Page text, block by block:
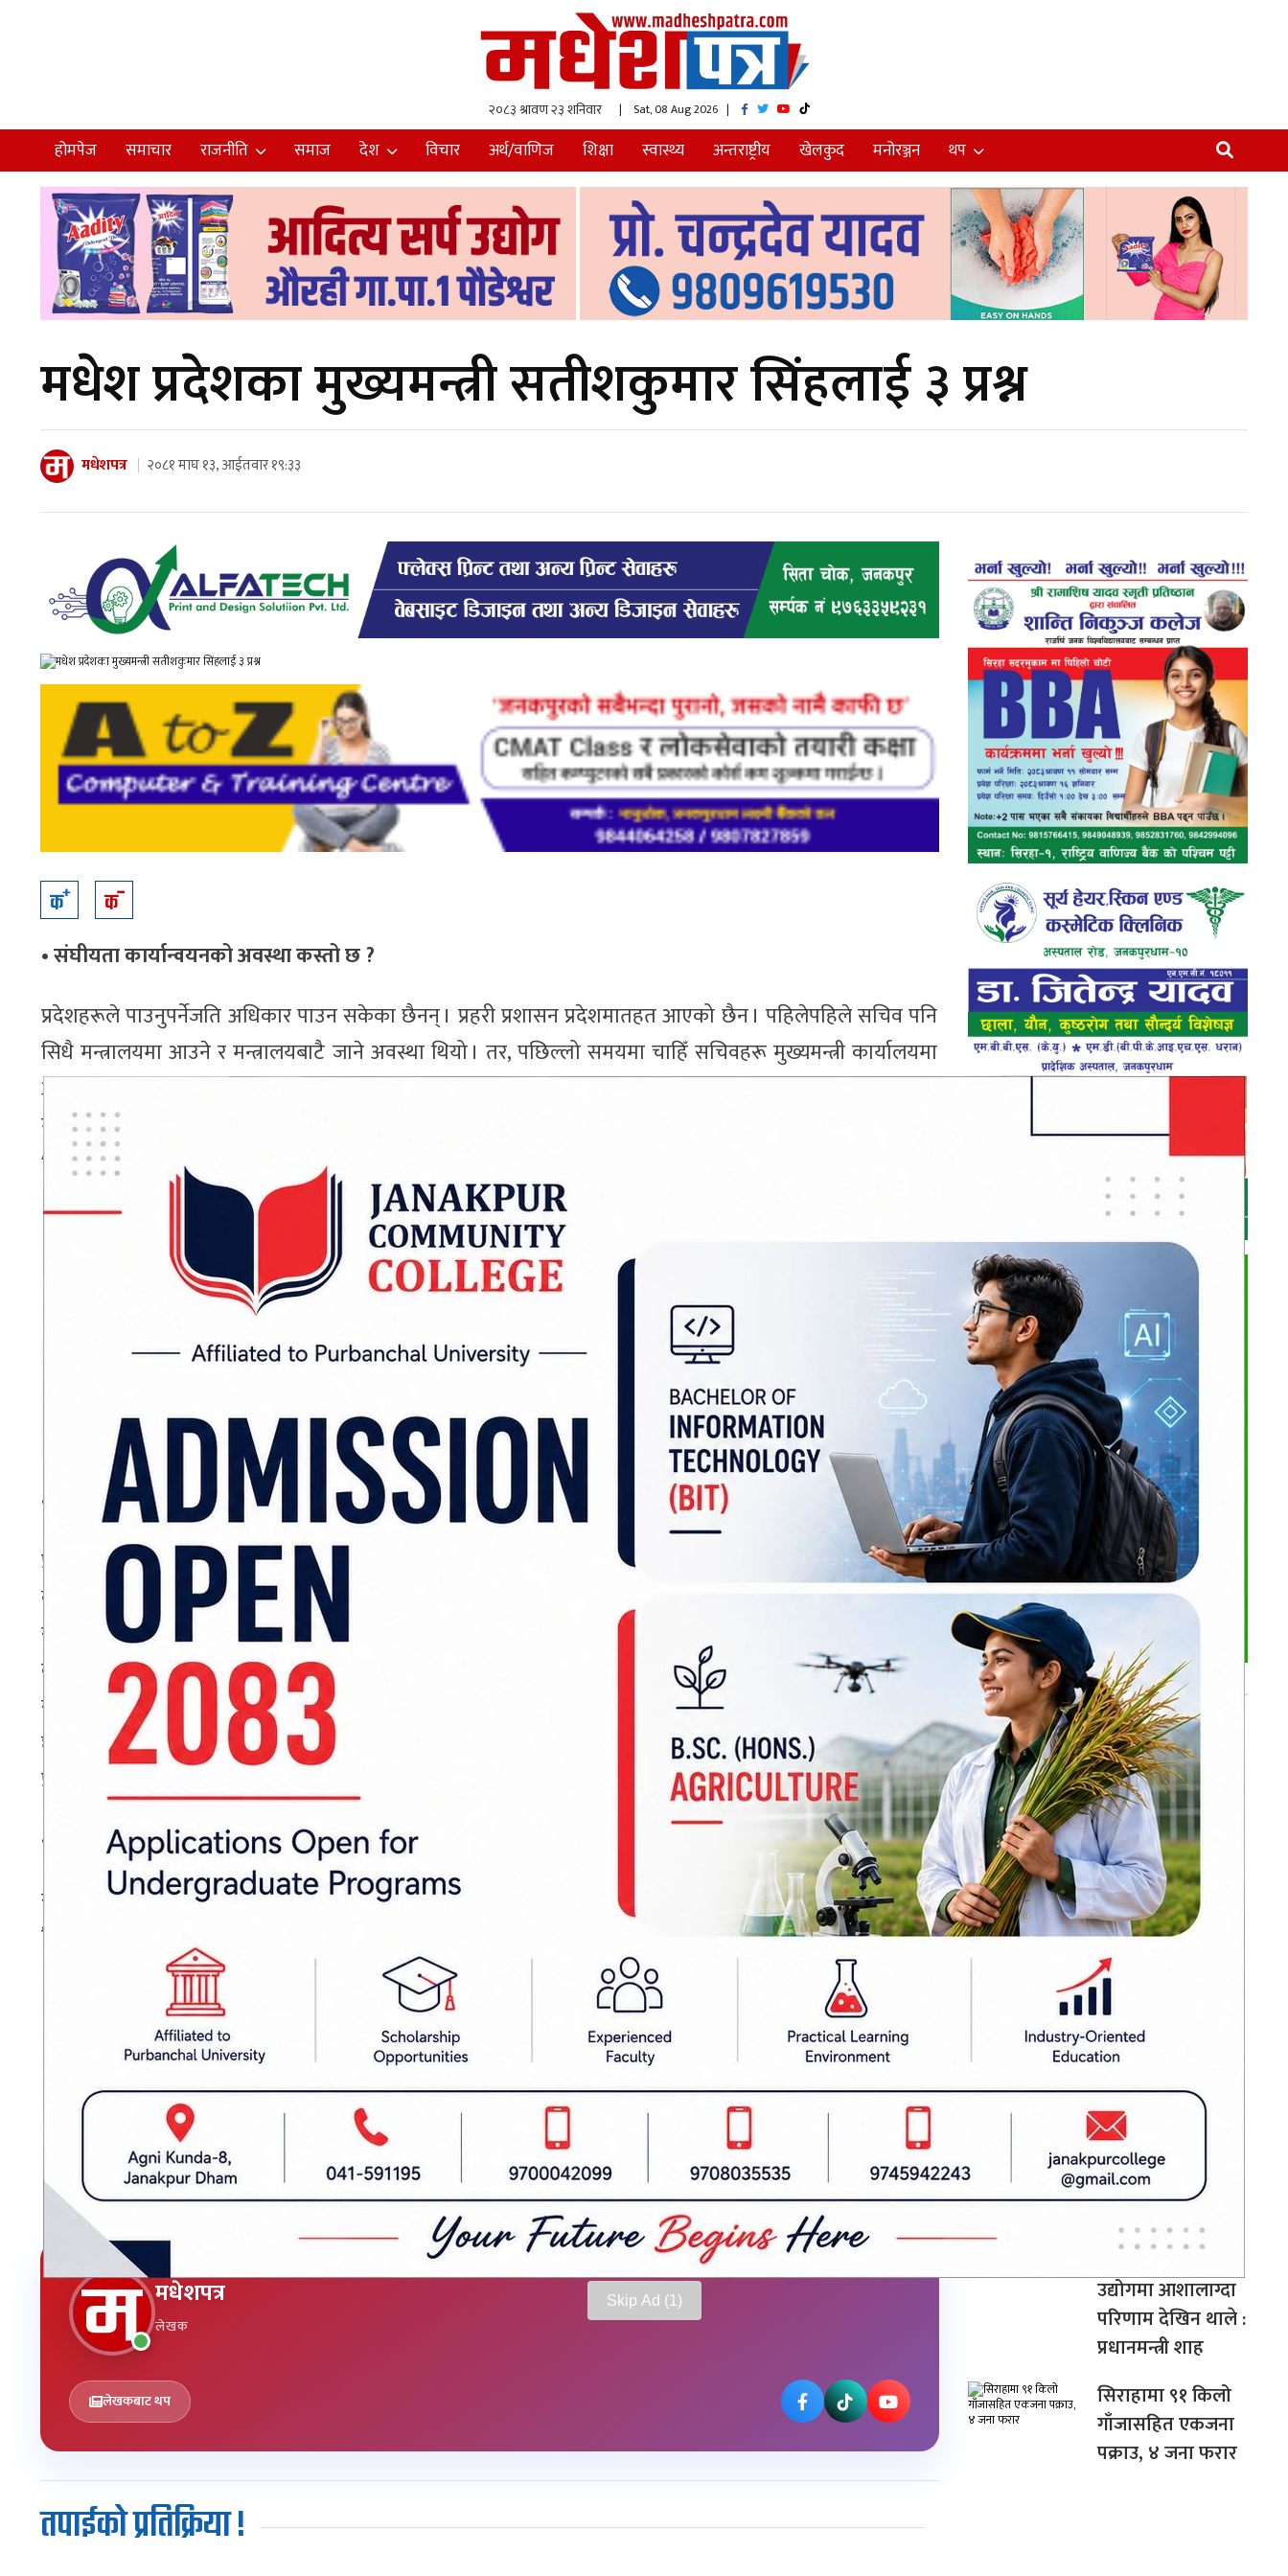
Skip Ad
| Sat, 08 Aug 2026 |
होमपेज समाचार राजनीति समाज देश विचार अर्थ/वाणिज शिक्षा स्वास्थ्य अन्तराष्ट्रीय खेलकुद मनोरञ्जन थप
मधेश प्रदेशका मुख्यमन्त्री सतीशकुमार सिंहलाई ३ प्रश्न
मधेशपत्र २०८१ माघ १३, आईतवार १९:३३
• संघीयता कार्यान्वयनको अवस्था कस्तो छ ?
प्रदेशहरूले पाउनुपर्नेजति अधिकार पाउन सकेका छैनन् । प्रहरी प्रशासन प्रदेशमातहत आएको छैन । पहिलेपहिले सचिव पनि
सिधै मन्त्रालयमा आउने र मन्त्रालयबाटै जाने अवस्था थियो । तर, पछिल्लो समयमा चाहिँ सचिवहरू मुख्यमन्त्री कार्यालयमा
आउने र सम्बन्धित प्रदेशको क्याबिनेटबाट निर्णय गराएर मन्त्रालयहरूमा खटाउन सहज भएको छ । यसले सचिवहरूलाई
मुख्यमन्त्री कार्यालयप्रति उत्तरदायी बनाएको छ ।
ADVERTISEMENT
• संघीयता कार्यान्वयनका सात वर्षमा प्रदेशहरू कति बलिया भए ?
प्रदेशलाई बलियो बनाउने दिशामा संघमा बसेर नेतृत्व गर्नेहरूको खासै ध्यान गएको छैन । अधिकारजति माथि नै राखेर प्रदेश
कसरी बलियो होस् ? सबै प्रदेशका बेग्लाबेग्लै समस्या, आवश्यकता र विशेषता हुन सक्छन् । त्यसैले, सबैलाई एउटै डालोमा
राखेर हेर्नुहुँदैन । सबैलाई अधिकारसम्पन्न बनाएर आआफ्नो क्षेत्रका समस्या समाधान गर्न दिनुपर्छ । पछिल्लो समयमा संघीयता
कार्यान्वयनसँगै स्थानीय तहहरू सशक्त भएकाले विकास निर्माणको लहर आएको छ । तर, प्रदेशको शिक्षा र स्वास्थ्यमा धेरै
समस्या छ । मलखादको अभावमा किसान मारमा परेका छन् । आफैँले मल ल्याएर किसानलाई वितरण गर्ने अधिकार प्रदेशलाई
छैन । उद्योगधन्दा सञ्चालन गर्नेलाई जग्गा दिन सक्ने अवस्था छैन । अन्य कुनै सुविधा दिन सक्ने अधिकार पनि छैन । त्यसैले,
प्रदेशहरू अपेक्षित रूपमा बलिया हुन सकेका छैनन् ।
• सात वर्षमा पनि प्रादेशिक संरचनाहरू किन बन्न सकेनन् ?
सबैभन्दा ठुलो समस्या नै जग्गा प्राप्तिमा देखियो । कार्यालय निर्माणका लागि आवश्यक जग्गा पाउन नसक्दा प्रदेश राजधानी
रित्ता देखिन्छन् । हामी पनि खोजिरहेका छौँ, तर उपयुक्त स्थानमा त्यस्तो जग्गा भेटिएको छैन ।
प्रकाशित मिति: २०८१ माघ १३, आईतवार १९:३३
मधेश सरकार मुख्यमन्त्री सतिशकुमार सिंह
मधेशपत्र
लेखक
लेखकबाट थप
तपाईको प्रतिक्रिया !
भर्खरै
मोर्चा सत्ताको लागि
होइन, सङ्घर्षका
लागि बनेको हो :
सीके राउत
नेपाल प्रिमियर लिग :
हरमित सिंह जनकपुर
बोल्ट्सको कप्तान
गरी एकताबद्ध
बनाउँछौँ: गगन थापा
लागुऔषधसहित
विभिन्न स्थानबाट २०
जना पक्राउ
बन्द र घाटामा
उद्योगमा आशालाग्दा
परिणाम देखिन थाले :
प्रधानमन्त्री शाह
सिराहामा ९१ किलो
गाँजासहित एकजना
पक्राउ, ४ जना फरार